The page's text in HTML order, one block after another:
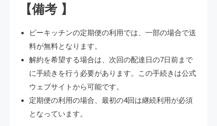
【備考 】
ビーキッチンの定期便の利用では、一部の場合で送
料が無料となります。
解約を希望する場合は、次回の配達日の7日前まで
に手続きを行う必要があります。この手続きは公式
ウェブサイトから可能です。
定期便の利用の場合、最初の4回は継続利用が必須
となっています。